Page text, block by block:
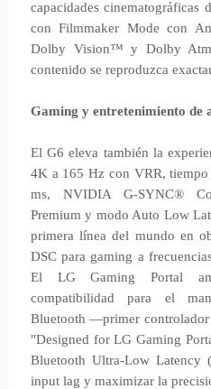
capacidades cinematográficas
con Filmmaker Mode con
Dolby Vision™ y Dolby
contenido se reproduzca
Gaming y entretenimiento de
El G6 eleva también la
4K a 165 Hz con VRR, tiempo
ms, NVIDIA G-SYNC®
Premium y modo Auto Low
primera línea del mundo en
DSC para gaming a
El LG Gaming Portal
compatibilidad para el
Bluetooth —primer
"Designed for LG Gaming
Bluetooth Ultra-Low Latency
input lag y maximizar la